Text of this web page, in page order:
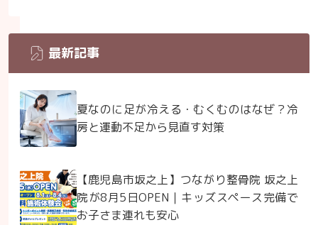
最新記事
夏なのに足が冷える・むくむのはなぜ？冷
房と運動不足から見直す対策
【鹿児島市坂之上】つながり整骨院 坂之上
院が8月5日OPEN｜キッズスペース完備で
お子さま連れも安心